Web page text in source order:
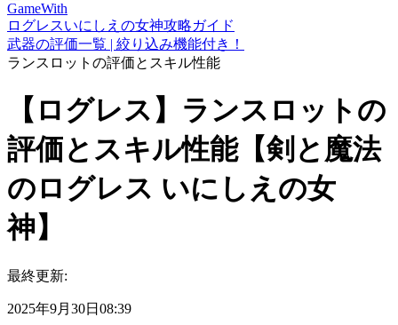
GameWith
ログレスいにしえの女神攻略ガイド
武器の評価一覧 | 絞り込み機能付き！
ランスロットの評価とスキル性能
【ログレス】ランスロットの
評価とスキル性能【剣と魔法
のログレス いにしえの女
神】
最終更新:
2025年9月30日08:39